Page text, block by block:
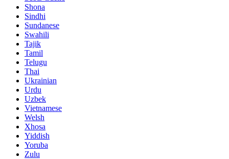
Shona
Sindhi
Sundanese
Swahili
Tajik
Tamil
Telugu
Thai
Ukrainian
Urdu
Uzbek
Vietnamese
Welsh
Xhosa
Yiddish
Yoruba
Zulu